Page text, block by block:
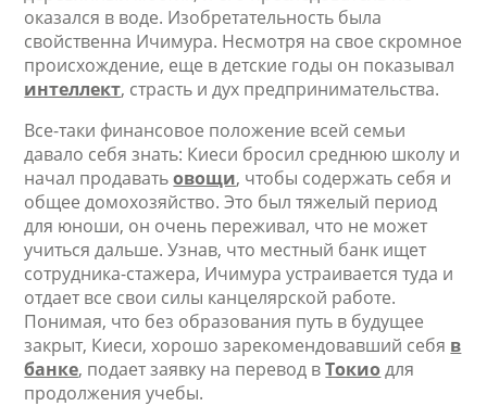
оказался в воде. Изобретательность была
свойственна Ичимура. Несмотря на свое скромное
происхождение, еще в детские годы он показывал
интеллект, страсть и дух предпринимательства.
Все-таки финансовое положение всей семьи
давало себя знать: Киеси бросил среднюю школу и
начал продаватьовощи, чтобы содержать себя и
общее домохозяйство. Это был тяжелый период
для юноши, он очень переживал, что не может
учиться дальше. Узнав, что местный банк ищет
сотрудника-стажера, Ичимура устраивается туда и
отдает все свои силы канцелярской работе.
Понимая, что без образования путь в будущее
закрыт, Киеси, хорошо зарекомендовавший себя в
банке, подает заявку на перевод вТокиодля
продолжения учебы.